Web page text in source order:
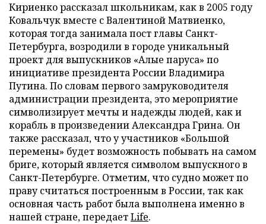
Кириенко рассказал школьникам, как в 2005 году
Ковальчук вместе с Валентиной Матвиенко,
которая тогда занимала пост главы Санкт-
Петербурга, возродили в городе уникальный
проект для выпускников «Алые паруса» по
инициативе президента России Владимира
Путина. По словам первого замруководителя
администрации президента, это мероприятие
символизирует мечты и надежды людей, как и
корабль в произведении Александра Грина. Он
также рассказал, что у участников «Большой
перемены» будет возможность побывать на самом
бриге, который является символом выпускного в
Санкт-Петербурге. Отметим, что судно может по
праву считаться построенным в России, так как
основная часть работ была выполнена именно в
нашей стране, передаетLife.